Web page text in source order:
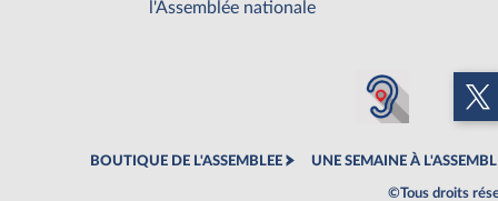
l'Assemblée nationale
BOUTIQUE DE L'ASSEMBLEE UNE SEMAINE À
©Tous droits